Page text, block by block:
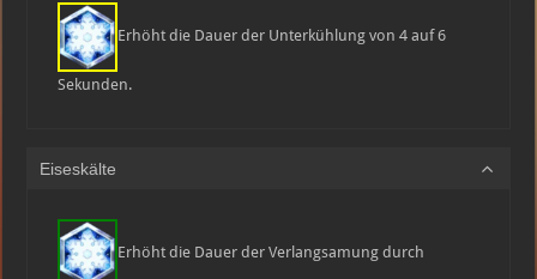
Erhöht die Dauer der Unterkühlung von 4 auf 6
Sekunden.
Eiseskälte
Erhöht die Dauer der Verlangsamung durch